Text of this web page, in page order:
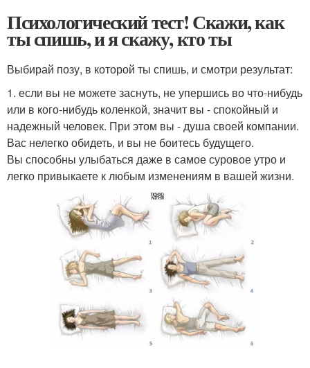
Психологический тест! Скажи, как
ты спишь, и я скажу, кто ты
Выбирай позу, в которой ты спишь, и смотри результат:
1. если вы не можете заснуть, не упершись во что-нибудь
или в кого-нибудь коленкой, значит вы - спокойный и
надежный человек. При этом вы - душа своей компании.
Вас нелегко обидеть, и вы не боитесь будущего.
Вы способны улыбаться даже в самое суровое утро и
легко привыкаете к любым изменениям в вашей жизни.